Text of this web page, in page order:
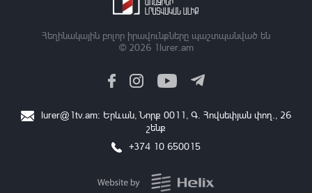
Արգամ Աբրահամյանը կալանավորվել է. ՔԿ
Վթարային ջրանջատում Երևանի Կենտրոն վարչական
Հեղինակային բոլոր իրավունքները պաշտպանված են
© 2026 1lurer.am
lurer@1tv.am։ Երևան, Նորք 0011, Գ․ Հովսեփյան փող., 26
շենք
+374 10 650015